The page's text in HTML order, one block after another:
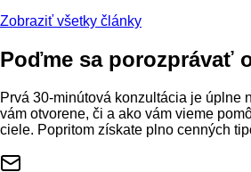
Zobraziť všetky články
Poďme sa porozprávať
Prvá 30-minútová konzultácia je úplne
vám otvorene, či a ako vám vieme
ciele. Popritom získate plno cenných